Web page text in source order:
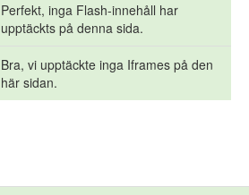
Perfekt, inga Flash-innehåll har
upptäckts på denna sida.
Bra, vi upptäckte inga Iframes på den
här sidan.